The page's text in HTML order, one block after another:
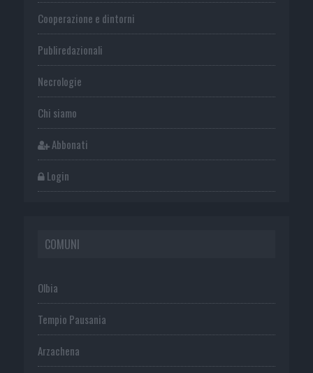
Cooperazione e dintorni
Publiredazionali
Necrologie
Chi siamo
Abbonati
Login
COMUNI
Olbia
Tempio Pausania
Arzachena